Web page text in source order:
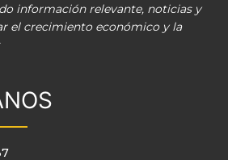
información relevante, noticias y
el crecimiento económico y la